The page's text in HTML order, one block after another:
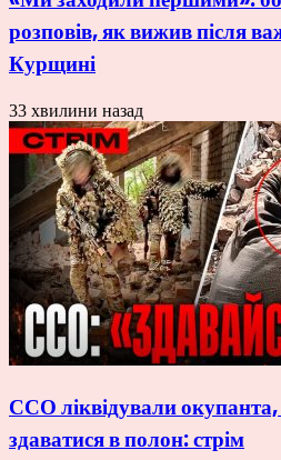
розповів, як вижив після
Курщині
33 хвилини назад
ССО ліквідували
здаватися в полон: стрім